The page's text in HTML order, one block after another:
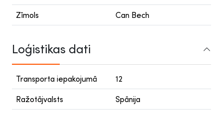
Zīmols Can Bech
Loģistikas dati
Transporta iepakojumā 12
Ražotājvalsts Spānija